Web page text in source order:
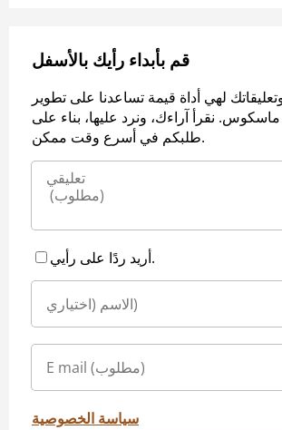
قم بأبداء رأيك بالأسفل
لهي أداة قيمة تساعدنا على تطوير
نقرأ آراءك، ونرد عليها، بناء على
طلبكم في أسرع وقت ممكن.
أريد ردًا على رأيي.
سياسة الخصوصية